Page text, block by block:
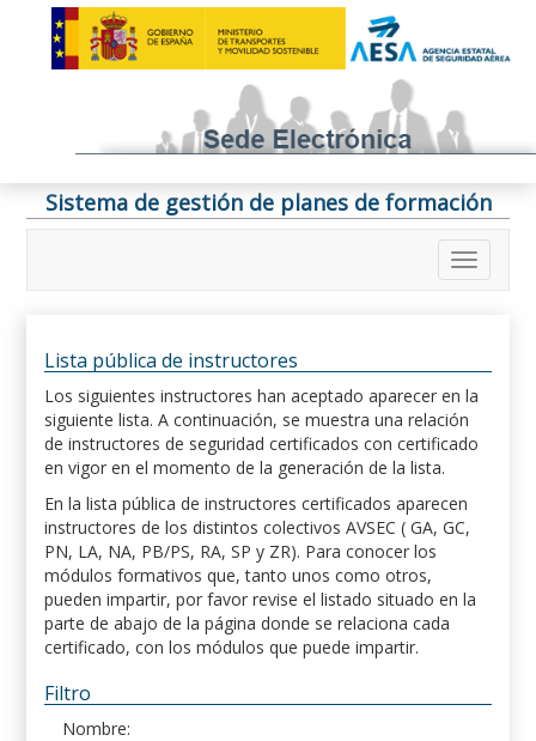
Sistema de gestión de planes de formación
Lista pública de instructores
Los siguientes instructores han aceptado aparecer en la
siguiente lista. A continuación, se muestra una relación
de instructores de seguridad certificados con certificado
en vigor en el momento de la generación de la lista.
En la lista pública de instructores certificados aparecen
instructores de los distintos colectivos AVSEC ( GA, GC,
PN, LA, NA, PB/PS, RA, SP y ZR). Para conocer los
módulos formativos que, tanto unos como otros,
pueden impartir, por favor revise el listado situado en la
parte de abajo de la página donde se relaciona cada
certificado, con los módulos que puede impartir.
Filtro
Nombre: